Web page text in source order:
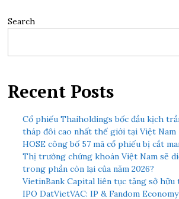
Search
Recent Posts
Cổ phiếu Thaiholdings bốc đầu kịch
tháp đôi cao nhất thế giới tại Việt Nam
HOSE công bố 57 mã cổ phiếu bị cắt
Thị trường chứng khoán Việt Nam sẽ
trong phần còn lại của năm 2026?
VietinBank Capital liên tục tăng sở
IPO DatVietVAC: IP & Fandom